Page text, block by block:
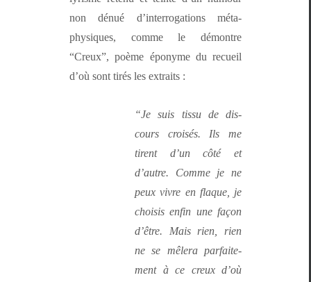
non dénué d’in­ter­ro­ga­tions méta­
physiques, comme le démon­tre
“Creux”, poème éponyme du recueil
d’où sont tirés les extraits :
“Je suis tis­su de dis­
cours croisés. Ils me
tirent d’un côté et
d’autre. Comme je ne
peux vivre en flaque, je
choi­sis enfin une façon
d’être. Mais rien, rien
ne se mêlera par­faite­
ment à ce creux d’où